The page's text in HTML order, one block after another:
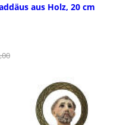
aus Holz, 20 cm